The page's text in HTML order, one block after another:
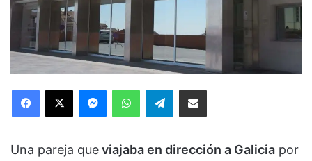
Facebook
X MessengerWhatsAppTelegramCompartir via Email
Una pareja queviajaba en dirección a Galicia por